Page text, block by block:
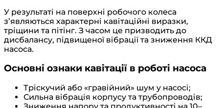
У результаті на поверхні робочого колеса
з’являються характерні кавітаційні виразки,
тріщини та пітінг. З часом це призводить до
дисбалансу, підвищеної вібрації та зниження ККД
насоса.
Основні ознаки кавітації в роботі насоса
Тріскучий або «гравійний» шум у насосі;
Сильна вібрація корпусу та трубопроводів;